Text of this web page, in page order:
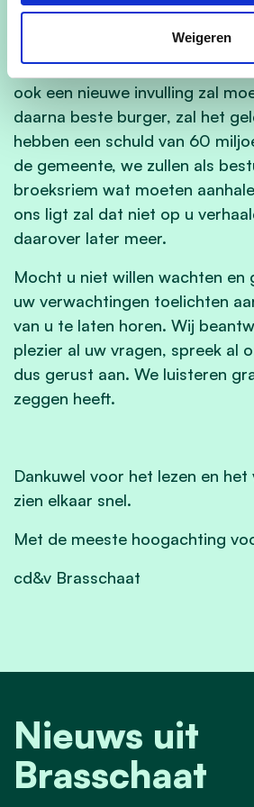
Weigeren
woningen. Minder immo, meer
liggen er nog werven open, na
composteringsinstallatie
ook een nieuwe invulling zal
daarna beste burger, zal het
hebben een schuld van 60
de gemeente, we zullen als
broeksriem wat moeten
ons ligt zal dat niet op u
daarover later meer.
Mocht u niet willen wachten en
uw verwachtingen toelichten
van u te laten horen. Wij
plezier al uw vragen, spreek al
dus gerust aan. We luisteren
zeggen heeft.
Dankuwel voor het lezen en
zien elkaar snel.
Met de meeste hoogachting
cd&v Brasschaat
Nieuws uit
Brasschaat